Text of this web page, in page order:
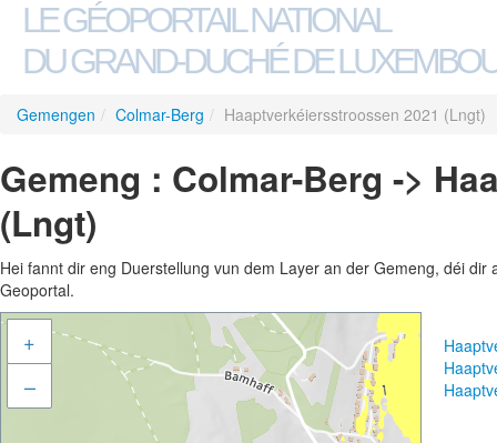
LE GÉOPORTAIL NATIONAL
DU GRAND-DUCHÉ DE
Gemengen / Colmar-Berg / Haaptverkéiersstroossen 2021 (Lngt)
Gemeng : Colmar-Berg ->
(Lngt)
Hei fannt dir eng Duerstellung vun dem Layer an der Gemeng, déi
Geoportal.
+
–